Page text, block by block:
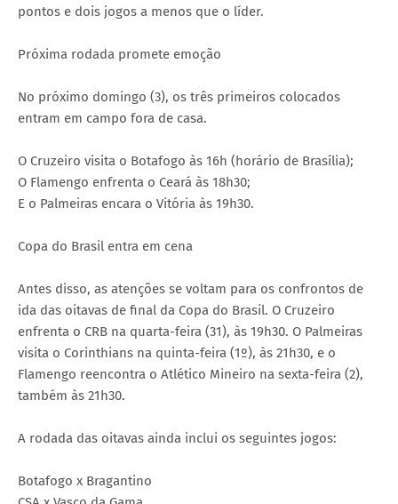
pontos e dois jogos a menos que o líder.
Próxima rodada promete emoção
No próximo domingo (3), os três primeiros colocados
entram em campo fora de casa.
O Cruzeiro visita o Botafogo às 16h (horário de Brasília);
O Flamengo enfrenta o Ceará às 18h30;
E o Palmeiras encara o Vitória às 19h30.
Copa do Brasil entra em cena
Antes disso, as atenções se voltam para os confrontos de
ida das oitavas de final da Copa do Brasil. O Cruzeiro
enfrenta o CRB na quarta-feira (31), às 19h30. O Palmeiras
visita o Corinthians na quinta-feira (1º), às 21h30, e o
Flamengo reencontra o Atlético Mineiro na sexta-feira (2),
também às 21h30.
A rodada das oitavas ainda inclui os seguintes jogos:
Botafogo x Bragantino